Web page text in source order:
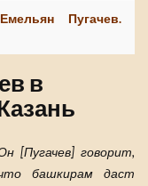
Пугачев.
в
[Пугачев] говорит,
башкирам даст